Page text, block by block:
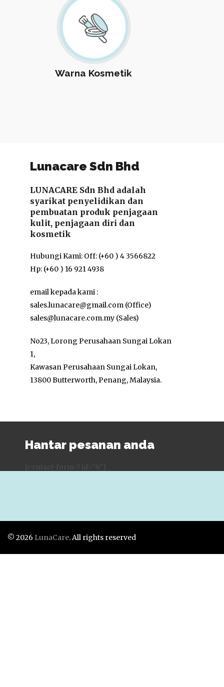
Warna Kosmetik
Lunacare Sdn Bhd
LUNACARE Sdn Bhd adalah
syarikat penyelidikan dan
pembuatan produk penjagaan
kulit, penjagaan diri dan
kosmetik
Hubungi Kami: Off: (+60 ) 4 3566822
Hp: (+60 ) 16 921 4938
email kepada kami :
sales.lunacare@gmail.com (Office)
sales@lunacare.com.my (Sales)
No23, Lorong Perusahaan Sungai Lokan
1,
Kawasan Perusahaan Sungai Lokan,
13800 Butterworth, Penang, Malaysia.
Hantar pesanan anda
[contact-form-7 id=”6″]
© 2026 LunaCare. All rights reserved